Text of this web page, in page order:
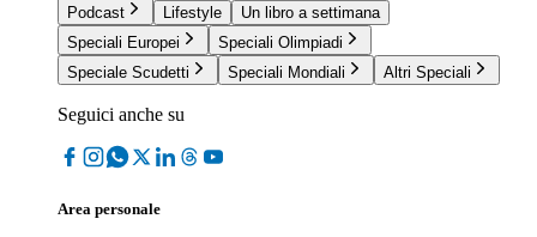
Podcast
Lifestyle
Un libro a settimana
Speciali Europei
Speciali Olimpiadi
Speciale Scudetti
Speciali Mondiali Altri Speciali
Seguici anche su
Area personale